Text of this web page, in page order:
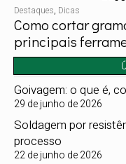
Como cortar
principais
Destaques, Dicas
Goivagem: o que é,
29 de junho de 2026
Soldagem por
processo
22 de junho de 2026